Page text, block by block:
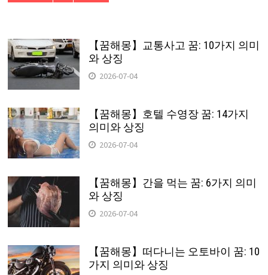
【꿈해몽】교통사고 꿈: 10가지 의미
와 상징
2026-07-04
【꿈해몽】호텔 수영장 꿈: 14가지
의미와 상징
2026-07-04
【꿈해몽】간을 먹는 꿈: 6가지 의미
와 상징
2026-07-04
【꿈해몽】떠다니는 오토바이 꿈: 10
가지 의미와 상징